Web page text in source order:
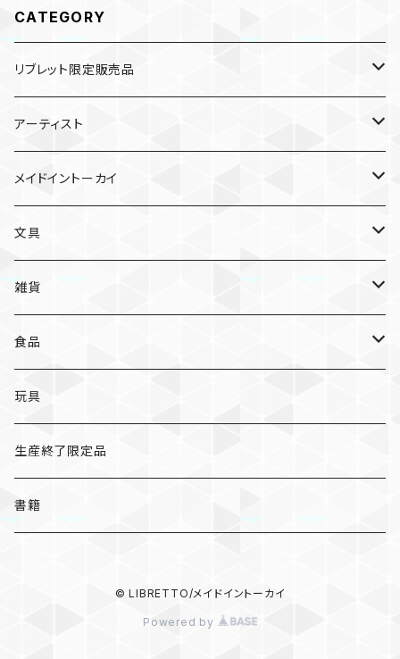
CATEGORY
リブレット限定販売品
雑貨
ガチャガチャ
入浴料
スリッパ
ぬいぐるみ
食品
ラーメン
カレー
文具
ペンケース
メモパッド
アーティスト
村田夏佳
入浴料
ガチャガチャ
マグネット
NAMIKO
オトンノアトリエ
むらまつしおり
ますこえり
柳原良平
荒井良二
メイドイントーカイ
愛知
岐阜
三重
静岡
文具
ポストカード/カード
クリアファイル
レターセット
そえぶみ箋/遊び箋/小文箋
そえぶみ箋
ポチ袋
雑貨
猫ちゃんアルファベットチャーム
A
B
入浴料
ガチャガチャ
ピンバッジ/缶バッジ
食品
カレー
ラーメン
お菓子
玩具
生産終了限定品
書籍
© LIBRETTO/メイドイントーカイ
Powered by